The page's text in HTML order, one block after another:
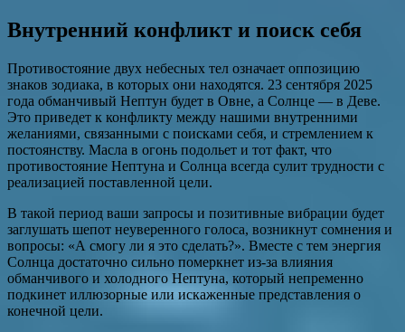
Внутренний конфликт и поиск себя
Противостояние двух небесных тел означает оппозицию
знаков зодиака, в которых они находятся. 23 сентября 2025
года обманчивый Нептун будет в Овне, а Солнце — в Деве.
Это приведет к конфликту между нашими внутренними
желаниями, связанными с поисками себя, и стремлением к
постоянству. Масла в огонь подольет и тот факт, что
противостояние Нептуна и Солнца всегда сулит трудности с
реализацией поставленной цели.
В такой период ваши запросы и позитивные вибрации будет
заглушать шепот неуверенного голоса, возникнут сомнения и
вопросы: «А смогу ли я это сделать?». Вместе с тем энергия
Солнца достаточно сильно померкнет из-за влияния
обманчивого и холодного Нептуна, который непременно
подкинет иллюзорные или искаженные представления о
конечной цели.